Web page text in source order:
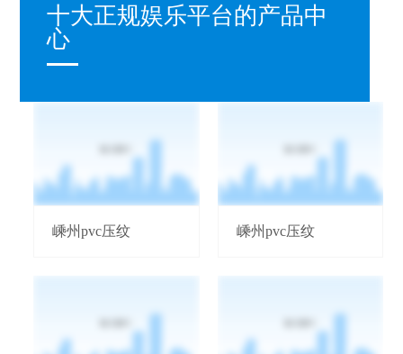
十大正规娱乐平台的产品中
心
嵊州pvc压纹 嵊州pvc压纹